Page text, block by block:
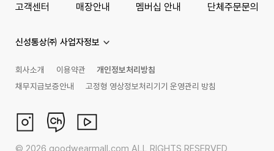
고객센터 매장안내 멤버십 안내 단체주문문의
신성통상㈜ 사업자정보
회사소개 이용약관
개인정보처리방침
채무지급보증안내
고정형 영상정보처리기기 운영관리 방침